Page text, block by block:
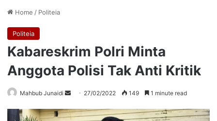
Home / Politeia
Politeia
Kabareskrim Polri Minta
Anggota Polisi Tak Anti Kritik
Mahbub Junaidi
Send
email
27/02/2022 149 1 minute read